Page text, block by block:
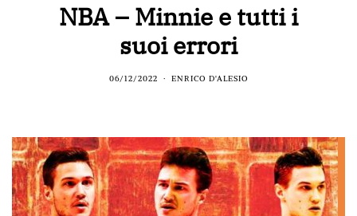
NBA – Minnie e tutti i
suoi errori
06/12/2022 ENRICO D'ALESIO